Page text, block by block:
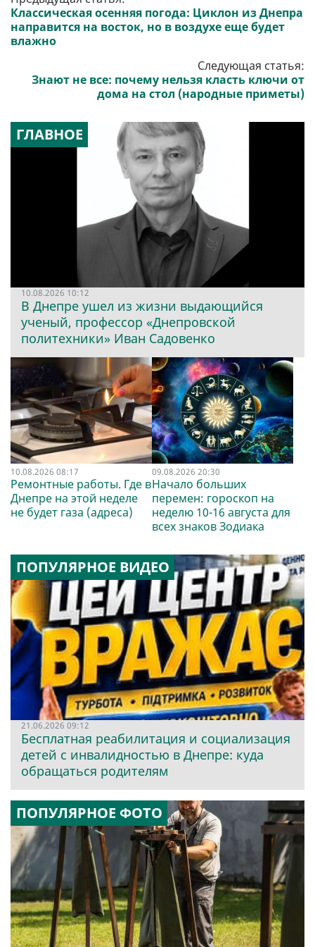
Классическая осенняя погода: Циклон из Днепра
направится на восток, но в воздухе еще будет
влажно
Следующая статья:
Знают не все: почему нельзя класть ключи от
дома на стол (народные приметы)
ГЛАВНОЕ
10.08.2026 10:12
В Днепре ушел из жизни выдающийся
ученый, профессор «Днепровской
политехники» Иван Садовенко
10.08.2026 08:17
Ремонтные работы. Где в
Днепре на этой неделе
не будет газа (адреса)
09.08.2026 20:30
Начало больших
перемен: гороскоп на
неделю 10-16 августа для
всех знаков Зодиака
ПОПУЛЯРНОЕ ВИДЕО
21.06.2026 09:12
Бесплатная реабилитация и социализация
детей с инвалидностью в Днепре: куда
обращаться родителям
ПОПУЛЯРНОЕ ФОТО